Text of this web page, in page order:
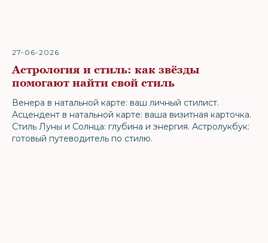
27-06-2026
Астрология и стиль: как звёзды
помогают найти свой стиль
Венера в натальной карте: ваш личный стилист.
Асцендент в натальной карте: ваша визитная карточка.
Стиль Луны и Солнца: глубина и энергия. Астролукбук:
готовый путеводитель по стилю.